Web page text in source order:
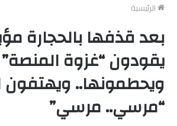
الرئيسية
بعد قذفها بالحجارة
يقودون “غزوة المنصة”
ويحطمونها.. ويهتفون
“مرسي.. مرسي”